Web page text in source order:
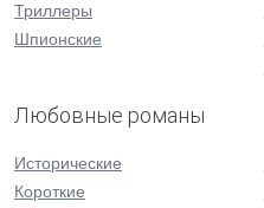
Триллеры
Шпионские
Любовные романы
Исторические
Короткие